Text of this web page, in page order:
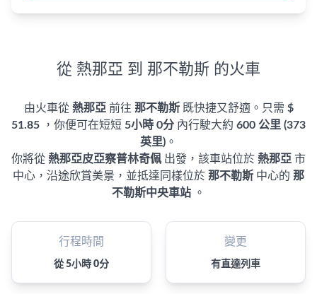
從 熱那亞 到 那不勒斯 的火車
由火車從 熱那亞 前往 那不勒斯既快捷又舒適。只需 $
51.85
，你便可在短短 5小時 0分 內行駛大約 600 公里 (373
英里) 。
你將從 熱那亞皮亞察普林奇佩 出發，該車站位於 熱那亞 市
中心，沿途欣賞美景，並抵達同樣位於 那不勒斯 中心的 那
不勒斯中央車站 。
行程時間
從 5小時 0分
變更
有直達列車